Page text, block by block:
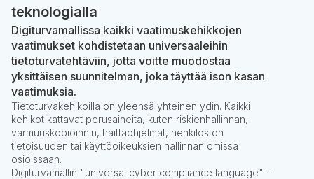
teknologialla
Digiturvamallissa kaikki vaatimuskehikkojen
vaatimukset kohdistetaan universaaleihin
tietoturvatehtäviin, jotta voitte muodostaa
yksittäisen suunnitelman, joka täyttää ison kasan
vaatimuksia.
Tietoturvakehikoilla on yleensä yhteinen ydin. Kaikki
kehikot kattavat perusaiheita, kuten riskienhallinnan,
varmuuskopioinnin, haittaohjelmat, henkilöstön
tietoisuuden tai käyttöoikeuksien hallinnan omissa
osioissaan.
Digiturvamallin "universal cyber compliance language" -